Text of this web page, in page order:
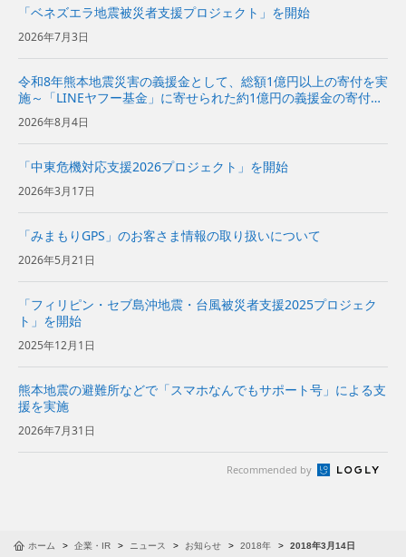
「ベネズエラ地震被災者支援プロジェクト」を開始
2026年7月3日
令和8年熊本地震災害の義援金として、総額1億円以上の寄付を実
施～「LINEヤフー基金」に寄せられた約1億円の義援金の寄付も
あわせて実施～
2026年8月4日
「中東危機対応支援2026プロジェクト」を開始
2026年3月17日
「みまもりGPS」のお客さま情報の取り扱いについて
2026年5月21日
「フィリピン・セブ島沖地震・台風被災者支援2025プロジェク
ト」を開始
2025年12月1日
熊本地震の避難所などで「スマホなんでもサポート号」による支
援を実施
2026年7月31日
Recommended by
ホーム 企業・IR ニュース お知らせ 2018年 2018年3月14日